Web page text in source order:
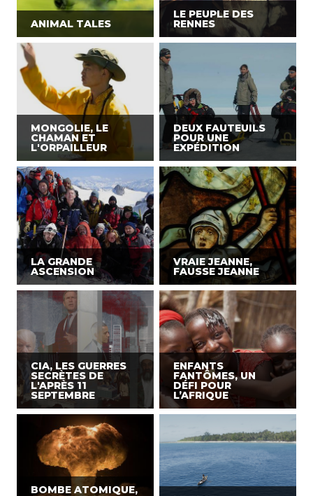
ANIMAL TALES
LE PEUPLE DES
RENNES
MONGOLIE, LE
CHAMAN ET
L'ORPAILLEUR
DEUX FAUTEUILS
POUR UNE
EXPÉDITION
LA GRANDE
ASCENSION
VRAIE JEANNE,
FAUSSE JEANNE
CIA, LES GUERRES
SECRÈTES DE
L'APRÈS 11
SEPTEMBRE
ENFANTS
FANTÔMES, UN
DÉFI POUR
L’AFRIQUE
BOMBE ATOMIQUE,